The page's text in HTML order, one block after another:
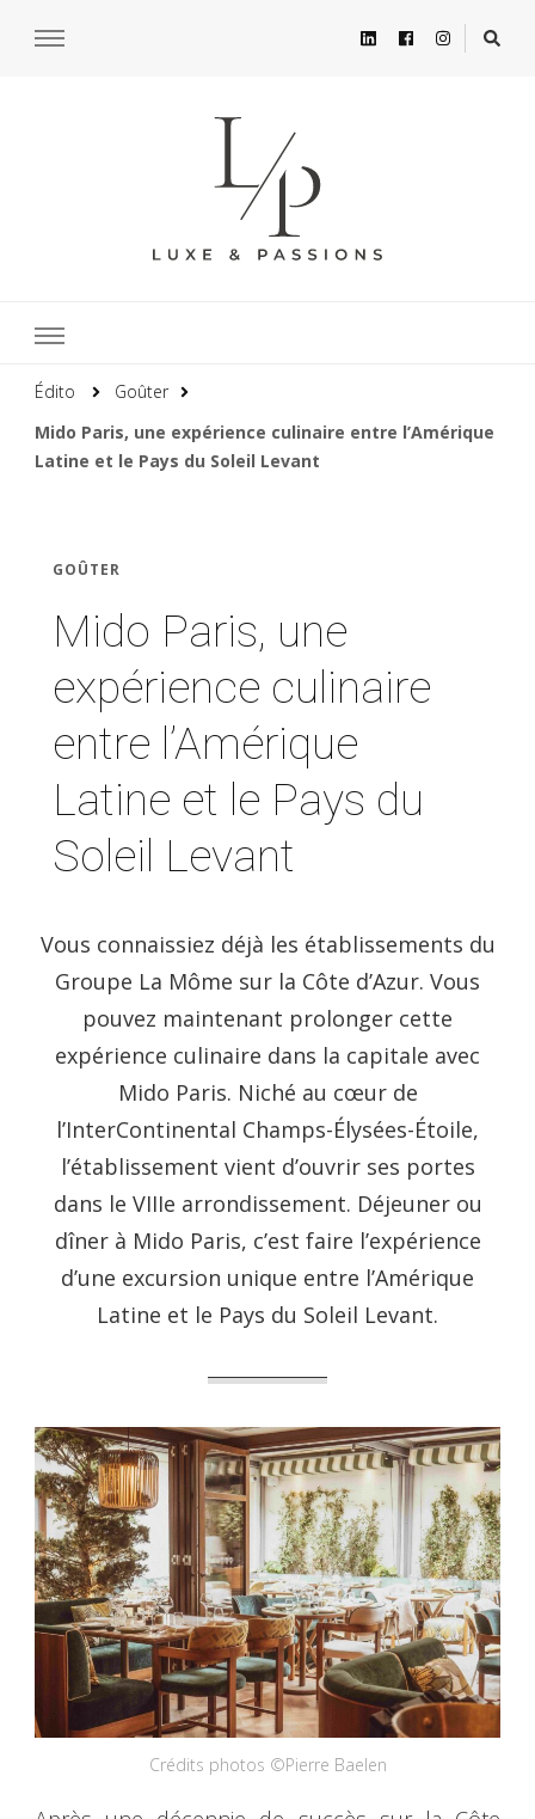
Édito
Goûter
Mido Paris, une expérience culinaire entre l’Amérique
Latine et le Pays du Soleil Levant
GOÛTER
Mido Paris, une
expérience culinaire
entre l’Amérique
Latine et le Pays du
Soleil Levant
Vous connaissiez déjà les établissements du
Groupe La Môme sur la Côte d’Azur. Vous
pouvez maintenant prolonger cette
expérience culinaire dans la capitale avec
Mido Paris. Niché au cœur de
l’InterContinental Champs-Élysées-Étoile,
l’établissement vient d’ouvrir ses portes
dans le VIIIe arrondissement. Déjeuner ou
dîner à Mido Paris, c’est faire l’expérience
d’une excursion unique entre l’Amérique
Latine et le Pays du Soleil Levant.
Crédits photos ©Pierre Baelen